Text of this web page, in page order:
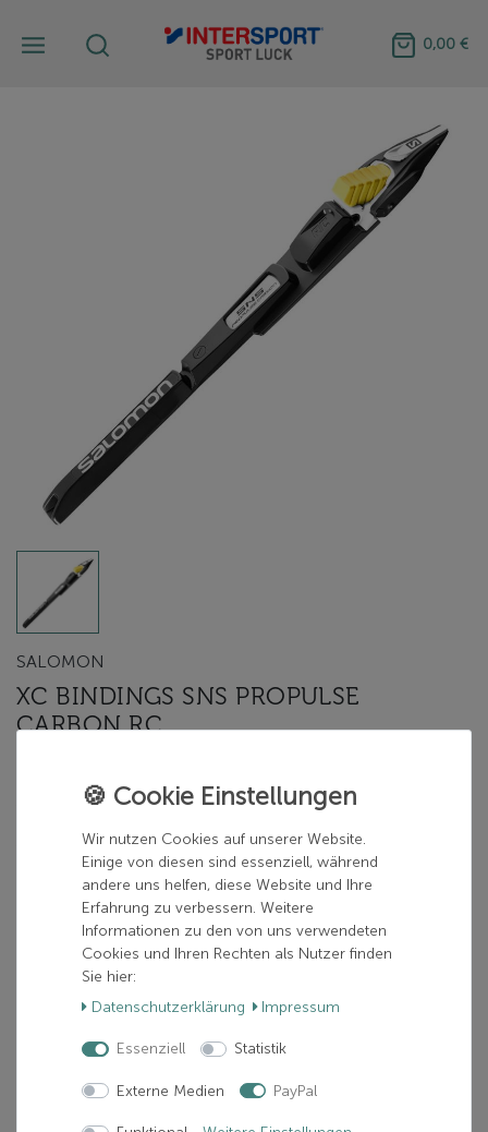
0,00 €
SALOMON
XC BINDINGS SNS PROPULSE
CARBON RC
69,98 €
inkl. 19% MwSt.
Versand
Lieferzeit: Zwischen 1-5 Tage(n)
In den Warenkorb
Wir nutzen Cookies auf unserer Website.
Einige von diesen sind essenziell, während
andere uns helfen, diese Website und Ihre
Erfahrung zu verbessern. Weitere
Informationen zu den von uns verwendeten
Cookies und Ihren Rechten als Nutzer finden
Sie hier:
Daten­schutz­erklärung
Impressum
Essenziell Statistik
Externe Medien PayPal